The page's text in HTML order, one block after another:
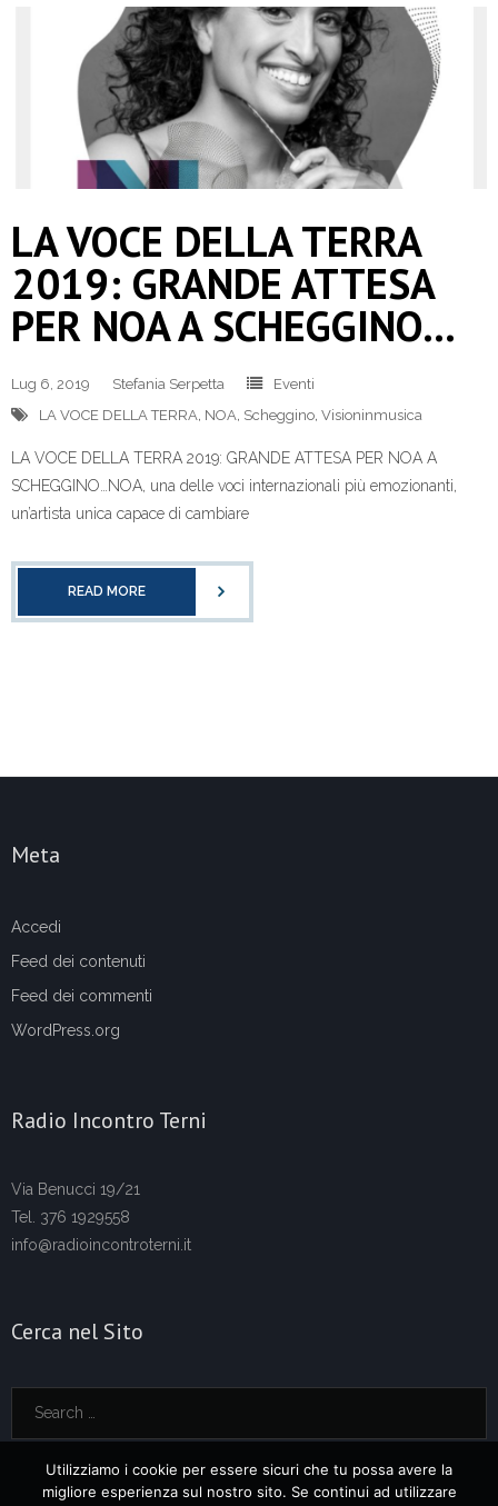
LA VOCE DELLA TERRA
2019: GRANDE ATTESA
PER NOA A SCHEGGINO…
Lug 6, 2019 Stefania Serpetta
Eventi
LA VOCE DELLA TERRA NOA Scheggino Visioninmusica
LA VOCE DELLA TERRA 2019: GRANDE ATTESA PER NOA A
SCHEGGINO…NOA, una delle voci internazionali più emozionanti,
un’artista unica capace di cambiare
READ MORE
Meta
Accedi
Feed dei contenuti
Feed dei commenti
WordPress.org
Radio Incontro Terni
Via Benucci 19/21
Tel. 376 1929558
info@radioincontroterni.it
Cerca nel Sito
Utilizziamo i cookie per essere sicuri che tu possa avere la
migliore esperienza sul nostro sito. Se continui ad utilizzare